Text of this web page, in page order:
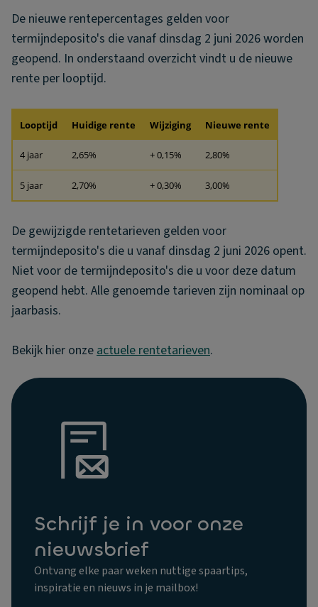
De nieuwe rentepercentages gelden voor
termijndeposito's die vanaf dinsdag 2 juni 2026 worden
geopend. In onderstaand overzicht vindt u de nieuwe
rente per looptijd.
Looptijd Huidige rente Wijziging Nieuwe rente
4 jaar 2,65% + 0,15% 2,80%
5 jaar 2,70% + 0,30% 3,00%
De gewijzigde rentetarieven gelden voor
termijndeposito's die u vanaf dinsdag 2 juni 2026 opent.
Niet voor de termijndeposito's die u voor deze datum
geopend hebt. Alle genoemde tarieven zijn nominaal op
jaarbasis.
Bekijk hier onzeactuele rentetarieven.
Schrijf je in voor onze
nieuwsbrief
Ontvang elke paar weken nuttige spaartips,
inspiratie en nieuws in je mailbox!